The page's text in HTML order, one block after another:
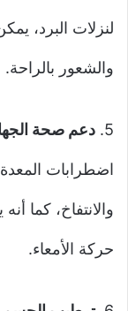
لنزلات البرد،
والشعور بالراحة.
5. دعم صحة
اضطرابات
والانتفاخ، كما
حركة الأمعاء.